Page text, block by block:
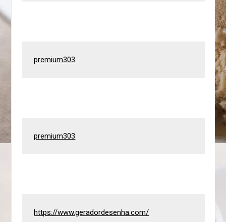
premium303
premium303
https://www.geradordesenha.com/